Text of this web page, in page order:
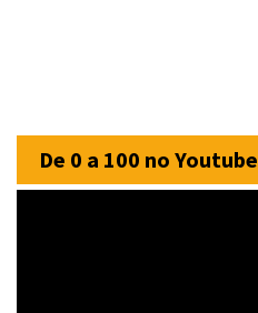
De 0 a 100 no Youtube